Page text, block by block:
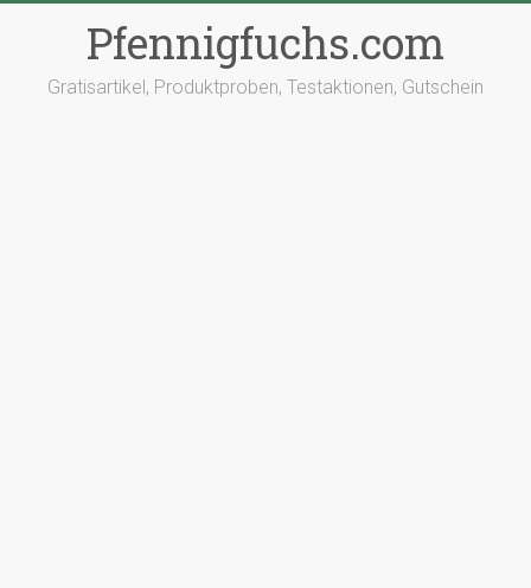
Pfennigfuchs.com
Gratisartikel, Produktproben, Testaktionen, Gutschein